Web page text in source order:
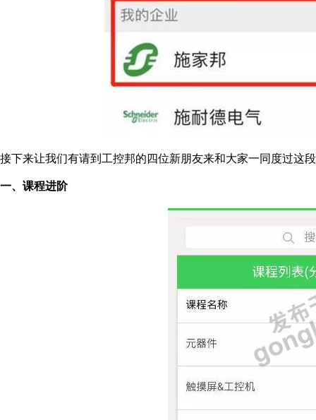
接下来让我们有请到工控邦的四位新朋友来和大家一同度过这
一、课程进阶